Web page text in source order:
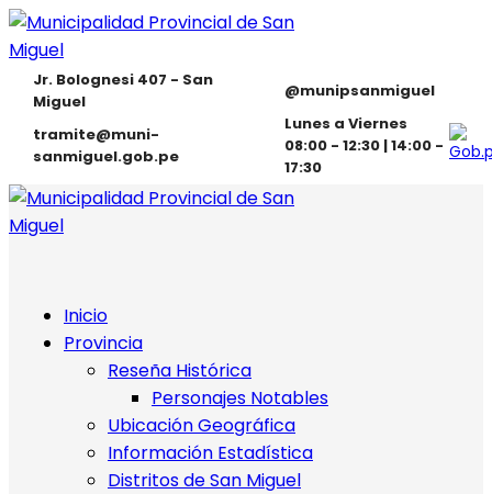
Jr. Bolognesi 407 - San
Miguel
@munipsanmiguel
tramite@muni-
sanmiguel.gob.pe
Lunes a Viernes
08:00 - 12:30 | 14:00 -
17:30
Inicio
Provincia
Reseña Histórica
Personajes Notables
Ubicación Geográfica
Información Estadística
Distritos de San Miguel